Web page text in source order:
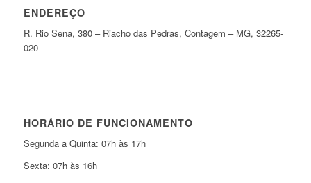
ENDEREÇO
R. Rio Sena, 380 – Riacho das Pedras, Contagem – MG, 32265-
020
HORÁRIO DE FUNCIONAMENTO
Segunda a Quinta: 07h às 17h
Sexta: 07h às 16h